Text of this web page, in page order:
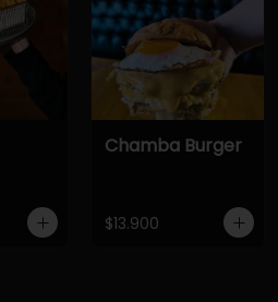
Chamba Burger
$13.900